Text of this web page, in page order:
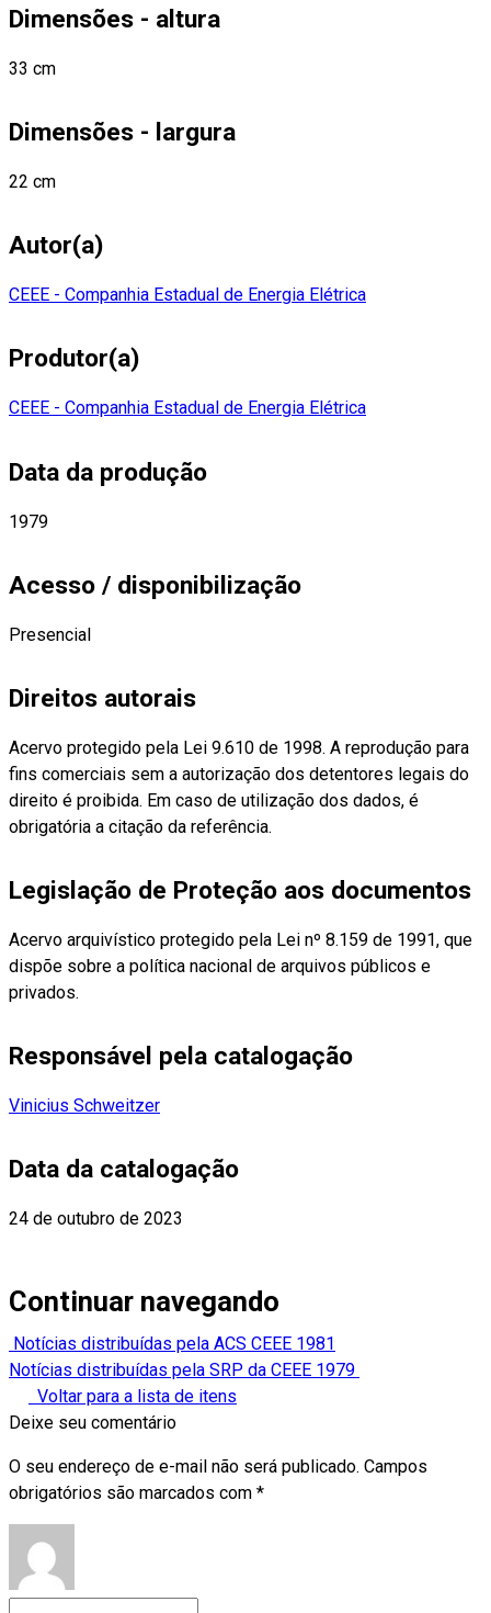
Dimensões - altura
33 cm
Dimensões - largura
22 cm
Autor(a)
CEEE - Companhia Estadual de Energia Elétrica
Produtor(a)
CEEE - Companhia Estadual de Energia Elétrica
Data da produção
1979
Acesso / disponibilização
Presencial
Direitos autorais
Acervo protegido pela Lei 9.610 de 1998. A reprodução para
fins comerciais sem a autorização dos detentores legais do
direito é proibida. Em caso de utilização dos dados, é
obrigatória a citação da referência.
Legislação de Proteção aos documentos
Acervo arquivístico protegido pela Lei nº 8.159 de 1991, que
dispõe sobre a política nacional de arquivos públicos e
privados.
Responsável pela catalogação
Vinicius Schweitzer
Data da catalogação
24 de outubro de 2023
Continuar navegando
Notícias distribuídas pela ACS CEEE 1981
Notícias distribuídas pela SRP da CEEE 1979
Voltar para a lista de itens
Deixe seu comentário
O seu endereço de e-mail não será publicado. Campos
obrigatórios são marcados com *